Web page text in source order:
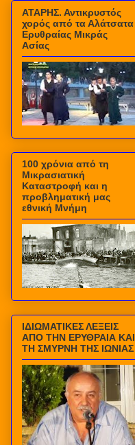
ΑΤΑΡΗΣ. Αντικρυστός
χορός από τα Αλάτσατα
Ερυθραίας Μικράς
Ασίας
100 χρόνια από τη
Μικρασιατική
Καταστροφή και η
προβληματική μας
εθνική Μνήμη
ΙΔΙΩΜΑΤΙΚΕΣ ΛΕΞΕΙΣ
ΑΠΟ ΤΗΝ ΕΡΥΘΡΑΙΑ ΚΑΙ
ΤΗ ΣΜΥΡΝΗ ΤΗΣ ΙΩΝΙΑΣ